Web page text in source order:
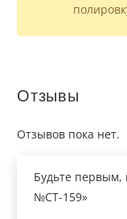
Отзывы
Отзывов пока нет.
Будьте первым,
№СТ-159»